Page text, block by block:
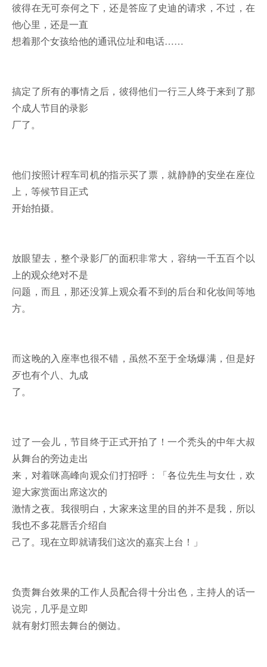
彼得在无可奈何之下，还是答应了史迪的请求，不过，在
他心里，还是一直
想着那个女孩给他的通讯位址和电话……
搞定了所有的事情之后，彼得他们一行三人终于来到了那
个成人节目的录影
厂了。
他们按照计程车司机的指示买了票，就静静的安坐在座位
上，等候节目正式
开始拍摄。
放眼望去，整个录影厂的面积非常大，容纳一千五百个以
上的观众绝对不是
问题，而且，那还没算上观众看不到的后台和化妆间等地
方。
而这晚的入座率也很不错，虽然不至于全场爆满，但是好
歹也有个八、九成
了。
过了一会儿，节目终于正式开拍了！一个秃头的中年大叔
从舞台的旁边走出
来，对着咪高峰向观众们打招呼：「各位先生与女仕，欢
迎大家赏面出席这次的
激情之夜。我很明白，大家来这里的目的并不是我，所以
我也不多花唇舌介绍自
己了。现在立即就请我们这次的嘉宾上台！」
负责舞台效果的工作人员配合得十分出色，主持人的话一
说完，几乎是立即
就有射灯照去舞台的侧边。